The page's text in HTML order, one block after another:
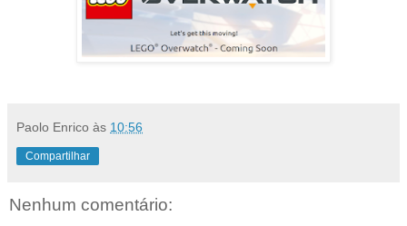
Paolo Enrico às 10:56
Compartilhar
Nenhum comentário: